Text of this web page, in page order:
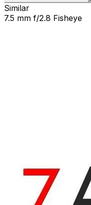
Similar
7.5 mm f/2.8 Fisheye